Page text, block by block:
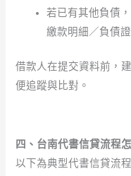
若已有其他負債
繳款明細／負債證
借款人在提交資料前，
便追蹤與比對。
四、台南代書信貸流程
以下為典型代書信貸流